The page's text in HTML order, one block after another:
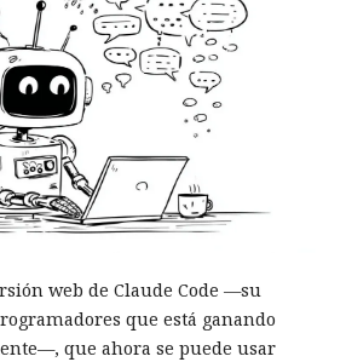
web de Claude Code —su
que está ganando
que ahora se puede usar